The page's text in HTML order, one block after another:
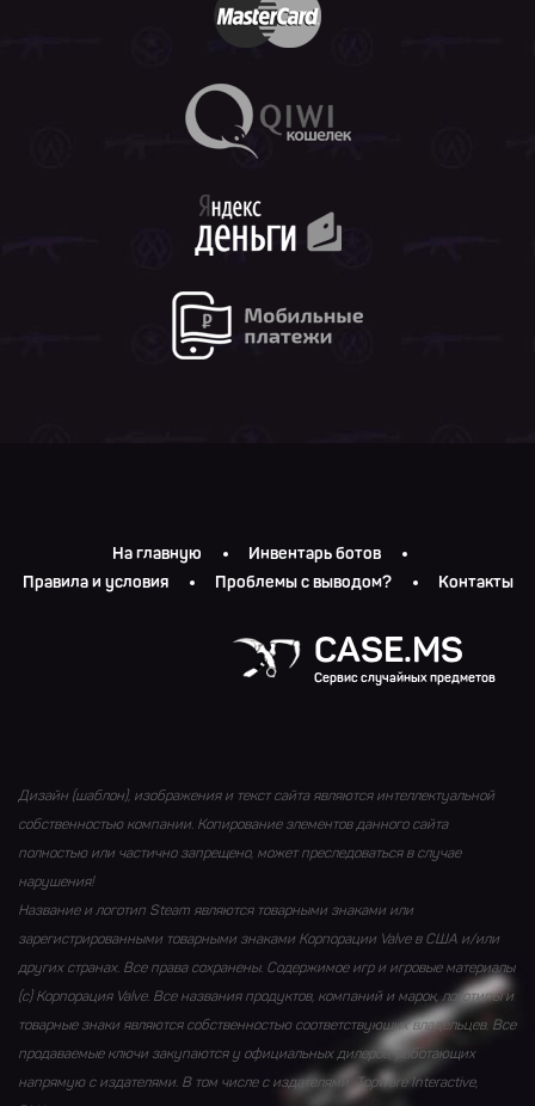
На главную
Инвентарь ботов
Правила и условия
Проблемы с выводом? Контакты
CASE.MS
Сервис случайных предметов
Дизайн (шаблон), изображения и текст сайта являются интеллектуальной
собственностью компании. Копирование элементов данного сайта
полностью или частично запрещено, может преследоваться в случае
нарушения!
Название и логотип Steam являются товарными знаками или
зарегистрированными товарными знаками Корпорации Valve в США и/или
других странах. Все права сохранены. Содержимое игр и игровые материалы
(с) Корпорация Valve. Все названия продуктов, компаний и марок, логотипы и
товарные знаки являются собственностью соответствующих владельцев. Все
продаваемые ключи закупаются у официальных дилеров, работающих
напрямую с издателями. В том числе с издателями: Topware Interactive,